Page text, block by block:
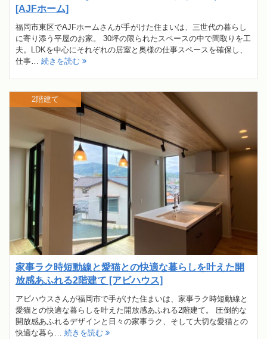
[AJFホーム]
福岡市東区でAJFホームさんが手がけた住まいは、三世代の暮らし
に寄り添う平屋のお家。 30坪の限られたスペースの中で間取りを工
夫。LDKを中心にそれぞれの居室と奥様の仕事スペースを確保し、
仕事… 続きを読む
家事ラク時短動線と愛猫との快適な暮らしを叶えた開
放感あふれる2階建て [アビハウス]
アビハウスさんが福岡市で手がけた住まいは、家事ラク時短動線と
愛猫との快適な暮らしを叶えた開放感あふれる2階建て。 圧倒的な
開放感あふれるデザインと日々の家事ラク、そして大切な愛猫との
快適な暮ら… 続きを読む
2階建て